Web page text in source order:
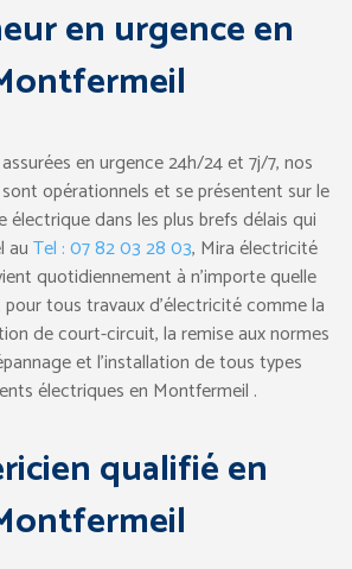
en urgence en
en urgence 24h/24 et 7j/7, nos
opérationnels et se présentent sur le
électrique dans les plus brefs délais qui
auTel : 07 82 03 28 03, Mira électricité
quotidiennement à n’importe quelle
tous travaux d’électricité comme la
de court-circuit, la remise aux normes
et l’installation de tous types
électriques en Montfermeil .
qualifié en